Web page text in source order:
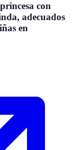
con
adecuados
en